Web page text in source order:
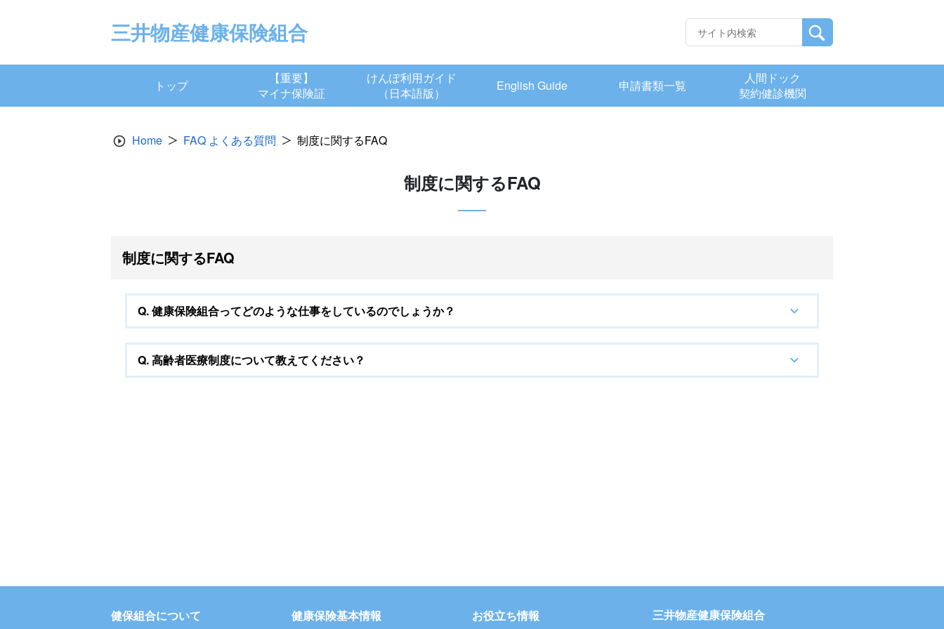
三井物産健康保険組合
トップ
【重要】
マイナ保険証
けんぽ利用ガイド
（日本語版）
English Guide 申請書類一覧
人間ドック
契約健診機関
Home FAQ よくある質問 制度に関するFAQ
制度に関するFAQ
制度に関するFAQ
Q.健康保険組合ってどのような仕事をしているのでしょうか？
Q.高齢者医療制度について教えてください？
健保組合について 健康保険基本情報 お役立ち情報 三井物産健康保険組合